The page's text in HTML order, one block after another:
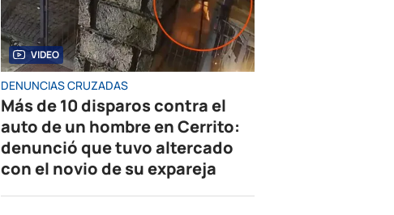
VIDEO
DENUNCIAS CRUZADAS
Más de 10 disparos contra el
auto de un hombre en Cerrito:
denunció que tuvo altercado
con el novio de su expareja